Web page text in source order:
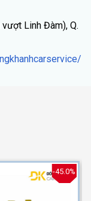
Linh Đàm), Q.
-45.0%